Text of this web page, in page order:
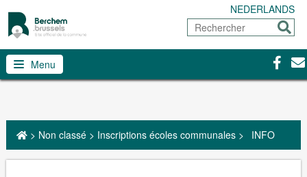
NEDERLANDS
Rechercher
Menu
> Non classé> Inscriptions écoles communales> INFO